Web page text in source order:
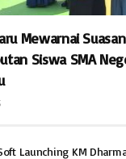
Mewarnai
Siswa SMA
Launching KM